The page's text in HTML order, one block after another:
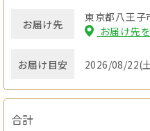
お届け先
東京都八王子
お届け先
お届け目安 2026/08/22(
合計